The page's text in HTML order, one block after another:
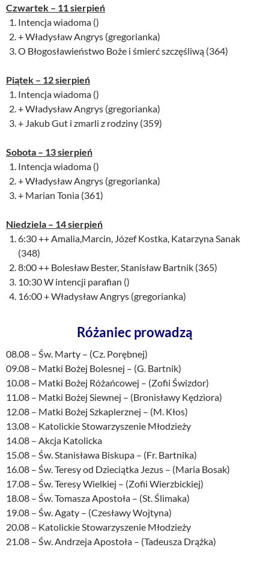
Czwartek – 11sierpień
Intencja wiadoma ()
+ Władysław Angrys (gregorianka)
O Błogosławieństwo Boże i śmierć szczęśliwą (364)
Piątek – 12sierpień
Intencja wiadoma ()
+ Władysław Angrys (gregorianka)
+ Jakub Gut i zmarli z rodziny (359)
Sobota – 13sierpień
Intencja wiadoma ()
+ Władysław Angrys (gregorianka)
+ Marian Tonia (361)
Niedziela – 14sierpień
6:30 ++ Amalia,Marcin, Józef Kostka, Katarzyna Sanak
(348)
8:00 ++ Bolesław Bester, Stanisław Bartnik (365)
10:30 W intencji parafian ()
16:00 + Władysław Angrys (gregorianka)
Różaniec prowadzą
08.08 – Św. Marty – (Cz. Porębnej)
09.08 – Matki Bożej Bolesnej – (G. Bartnik)
10.08 – Matki Bożej Różańcowej – (Zofii Świzdor)
11.08 – Matki Bożej Siewnej – (Bronisławy Kędziora)
12.08 – Matki Bożej Szkaplerznej – (M. Kłos)
13.08 – Katolickie Stowarzyszenie Młodzieży
14.08 – Akcja Katolicka
15.08 – Św. Stanisława Biskupa – (Fr. Bartnika)
16.08 – Św. Teresy od Dzieciątka Jezus – (Maria Bosak)
17.08 – Św. Teresy Wielkiej – (Zofii Wierzbickiej)
18.08 – Św. Tomasza Apostoła – (St. Ślimaka)
19.08 – Św. Agaty – (Czesławy Wojtyna)
20.08 – Katolickie Stowarzyszenie Młodzieży
21.08 – Św. Andrzeja Apostoła – (Tadeusza Drążka)